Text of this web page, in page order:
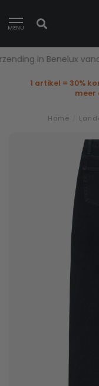
MENU
1 artikel = 30%
meer
Home